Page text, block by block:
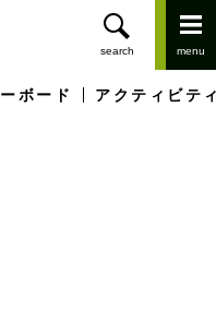
ボード アクティビテ